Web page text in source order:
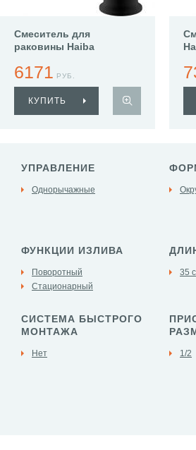
Смеситель для
раковины Haiba
6171 РУБ.
КУПИТЬ
УПРАВЛЕНИЕ
Однорычажные
ФУНКЦИИ ИЗЛИВА
Поворотный
Стационарный
35
СИСТЕМА БЫСТРОГО
МОНТАЖА
Нет 1/2